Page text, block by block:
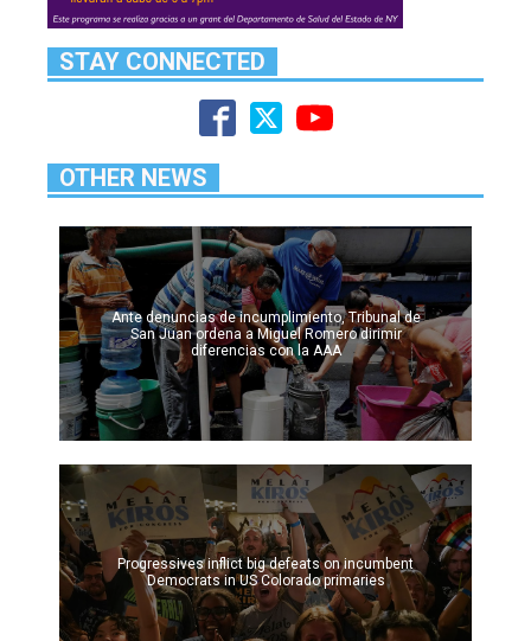
STAY CONNECTED
OTHER NEWS
Ante denuncias de incumplimiento, Tribunal de
San Juan ordena a Miguel Romero dirimir
diferencias con la AAA
Progressives inflict big defeats on incumbent
Democrats in US Colorado primaries